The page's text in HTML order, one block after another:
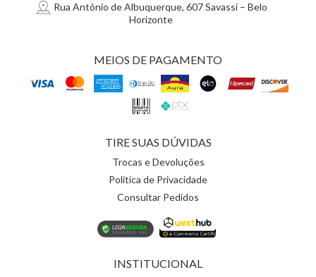
Rua Antônio de Albuquerque, 607 Savassi – Belo
Horizonte
MEIOS DE PAGAMENTO
TIRE SUAS DÚVIDAS
Trocas e Devoluções
Política de Privacidade
Consultar Pedidos
INSTITUCIONAL